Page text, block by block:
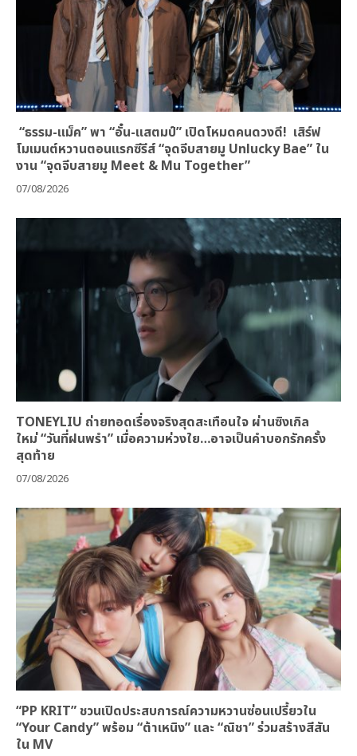
“ธรรม-แม็ค” พา “อั๋น-แสตมป์” เปิดโหมดคนดวงดี! เสิร์ฟ
โมเมนต์หวานตอนแรกซีรีส์ “จุดจีบสายมู Unlucky Bae” ใน
งาน “จุดจีบสายมู Meet & Mu Together”
07/08/2026
TONEYLIU ถ่ายทอดเรื่องจริงสุดสะเทือนใจ ผ่านซิงเกิล
ใหม่ “วันที่ฝนพรำ” เมื่อความห่วงใย…อาจเป็นคำบอกรักครั้ง
สุดท้าย
07/08/2026
“PP KRIT” ชวนเปิดประสบการณ์ความหวานซ่อนเปรี้ยวใน
“Your Candy” พร้อม “ต้าเหนิง” และ “ณิชา” ร่วมสร้างสีสัน
ใน MV